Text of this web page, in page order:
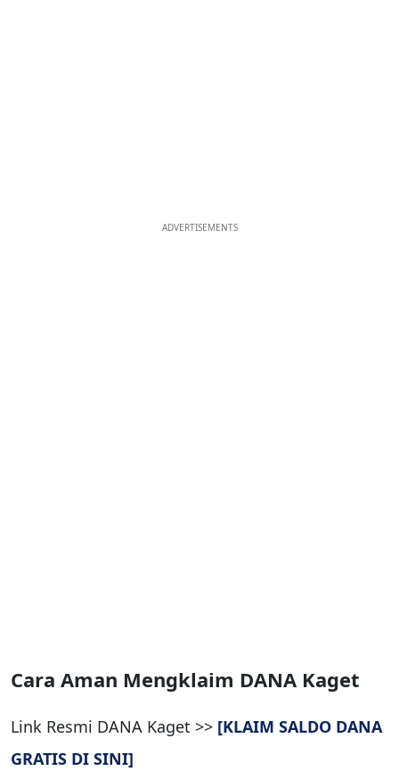
ADVERTISEMENTS
Cara Aman Mengklaim DANA Kaget
Link Resmi DANA Kaget >> [KLAIM SALDO DANA
GRATIS DI SINI]